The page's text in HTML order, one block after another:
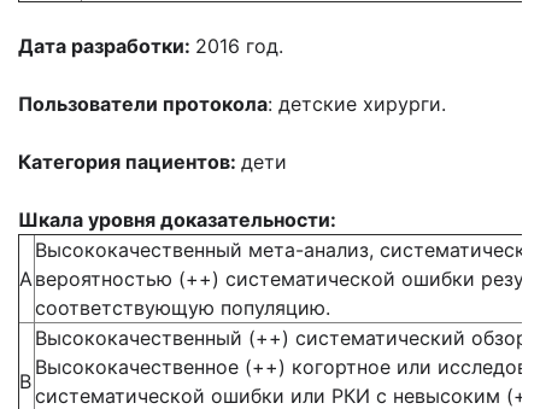
Дата разработки: 2016 год.
Пользователи протокола: детские хирурги.
Категория пациентов: дети
Шкала уровня доказательности:
А
Высококачественный мета-анализ,
вероятностью (++) систематической ошибки
соответствующую популяцию.
В
Высококачественный (++) систематический
Высококачественное (++) когортное или
систематической ошибки или РКИ с невысоким